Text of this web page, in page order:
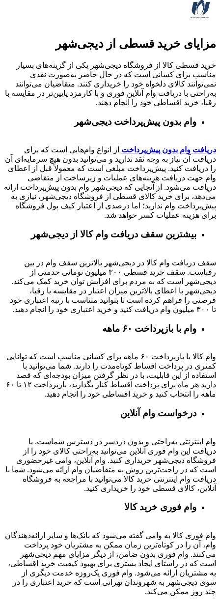
مزایای خرید قسطی از دیجی‌شهر
خرید قسطی کالا از فروشگاه دیجی‌شهر یکی از گزینه‌های بسیار
مناسب برای کسانی است که در حال حاضر به‌صورت نقدی
نمی‌توانند کالای دلخواه خود را خریداری کنند. متقاضیان می‌توانند
به‌راحتی با دریافت وام آنلاین فوری و با کارمزد پایین‌تر در مقایسه با
رقبا، خرید اقساطی خود را انجام دهند.
وام بدون پیش‌پرداخت‌ دیجی‌شهر
دریافت وام بدون پیش‌پرداخت از انواع وام‌هایی است که برای
دریافت آن نیاز به وجه نقد ندارید و می‌توانید بدون هیچ سرمایه‌ای آن
را دریافت کنید. پیش‌پرداخت مبلغی است که معمولاً قبل از اعطای
وام جهت دریافت هزینه‌های عملیات و زیرساخت از متقاضی
دریافت می‌شود. از آنجایی که دیجی‌شهر وام بدون پیش‌پرداخت ارائه
می‌دهد، برای خرید کالای قسطی از فروشگاه دیجی‌شهر، نیازی به
پیش‌پرداخت وام ندارید؛ اما درصدی از اعتبار کیف پول فروشگاه
برای هزینه عملیات کسر خواهد شد.
بیشترین سقف دریافت وام کالا از دیجی‌شهر
سقف دریافت وام کالا در دیجی‌شهر بالاترین سقف وام در بین
رقباست. سقف خرید قسطی ۳۰۰ میلیون تومانی خدمتی از
دیجی‌شهر است که به مردم برای افزایش توان خرید کمک می‌کند.
دیجی‌شهر با اعطای بالاترین میزان اعتبار در مقایسه با رقبا،
فرصتی را فراهم کرده است تا بتوانید متناسب با رتبه اعتباری خود
تا ۳۰۰ میلیون وام دریافت کنید و خرید اعتباری خود را انجام دهید.
وام با بازپرداخت ۶۰ ماهه
وام کالا با بازپرداخت ۶۰ ماهه برای کسانی مناسب است که توانایی
کمتری در پرداخت اقساط کوتاه‌مدت را دارند. شما می‌توانید با
استفاده از این قابلیت، با در نظر گرفتن میزان بودجه‌ای که قصد
دارید هر ماه برای پرداخت اقساط کنار بگذارید، بازپرداخت ۱۲ تا ۶۰
ماهه را انتخاب کنید و خرید اقساطی خود را انجام دهید.
درخواست وام آنلاین
وام اینترنتی به‌راحتی و بدون دردسر در دسترس شماست. با
دریافت این وام فوری آنلاین می‌توانید به‌راحتی کالای خود را از
فروشگاه دیجی‌شهر خریداری کنید. وام آنلاین، وامی غیرحضوری
است که در راحت‌ترین روش به متقاضیان وام ارائه می‌شود. شما با
دریافت وام اینترنتی خرید کالا می‌توانید با مراجعه به فروشگاه
آنلاین، کالای قسطی خود را خریداری کنید.
وام فوری خرید کالا
وام فوری کالا به وامی گفته می‌شود که بانک‌ها و سایر ارائه‌دهندگان
وام، آن را در کوتاه‌ترین زمان ممکن به مشتریان خود پرداخت
می‌کنند. وام فوری بدون ضامن، از دیگر مزایای مهم دیجی‌شهر
است که در راستای ایجاد بستری برای بهبود کیفیت خرید اقساطی،
به مشتریان ارائه می‌شود. وام فوری یک‌روزه خدمت دیگری از
سوی دیجی‌شهر به شهروندان تهرانی است که خرید اعتباری را در
چند روز ممکن می‌کند.